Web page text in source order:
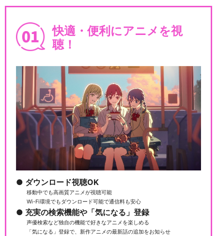
遊☆戯☆王SEVENS ゴーハ
遊☆戯☆王SEVENS チーム
バトルロイヤル編
遊☆戯☆王SEVENS ゴーハ
6兄弟編
遊☆戯☆王SEVENS ゴーハ
社員編
快適・便利にアニメを視
聴！
ダウンロード視聴OK
移動中でも高画質アニメが視聴可能
Wi-Fi環境でもダウンロード可能で通信料も安心
充実の検索機能や「気になる」登録
声優検索など独自の機能で好きなアニメを楽しめる
「気になる」登録で、新作アニメの最新話の追加をお知らせ